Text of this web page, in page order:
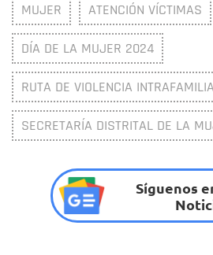
MUJER ATENCIÓN VÍCTIMAS
DÍA DE LA MUJER 2024
RUTA DE VIOLENCIA
SECRETARÍA DISTRITAL DE LA
Síguenos